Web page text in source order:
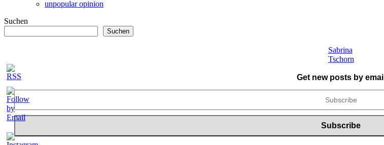
unpopular opinion
Suchen
Suchen
Sabrina
Tschorn
Get new posts by email